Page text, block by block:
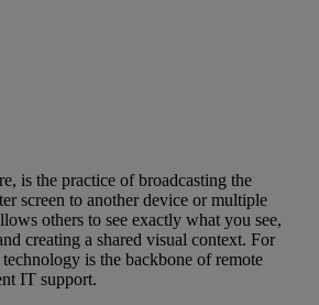
is the practice of broadcasting the
screen to another device or multiple
others to see exactly what you see,
creating a shared visual context. For
is the backbone of remote
IT support.